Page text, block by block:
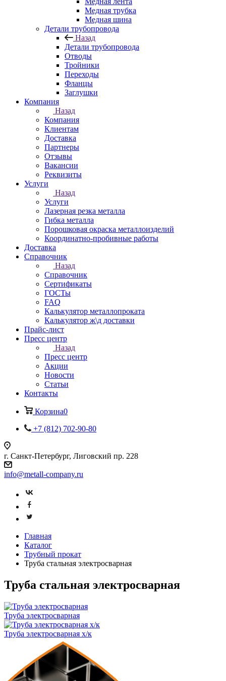
Медная трубка
Медная шина
Детали трубопровода
Назад
Детали трубопровода
Отводы
Тройники
Переходы
Фланцы
Заглушки
Компания
Назад
Компания
Клиентам
Доставка
Партнеры
Отзывы
Вакансии
Реквизиты
Услуги
Назад
Услуги
Лазерная резка металла
Гибка металла
Порошковая окраска металлоизделий
Координатно-пробивные работы
Доставка
Справочник
Назад
Справочник
Сертификаты
ГОСТы
FAQ
Калькулятор металлопроката
Калькулятор ж\д доставки
Прайс-лист
Пресс центр
Назад
Пресс центр
Акции
Новости
Статьи
Контакты
Корзина0
+7 (812) 702-90-80
г. Санкт-Петербург, Лиговский пр. 228
info@metall-company.ru
Главная
Каталог
Трубный прокат
Труба стальная электросварная
Труба стальная электросварная
Труба электросварная
Труба электросварная х/к